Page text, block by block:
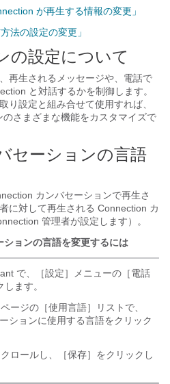
が再生する情報の変更」
法の設定の変更」
の設定について
再生されるメッセージや、電話で
と対話するかを制御します。
り設定と組み合せて使用すれば、
さまざまな機能をカスタマイズで
セーションの言語
カンバセーションで再生さ
に対して再生される Connection カ
管理者が設定します）。
ョンの言語を変更するには
で、［設定］メニューの［電話
ます。
ージの［使用言語］リストで、
ションに使用する言語をクリック
ロールし、［保存］をクリックし